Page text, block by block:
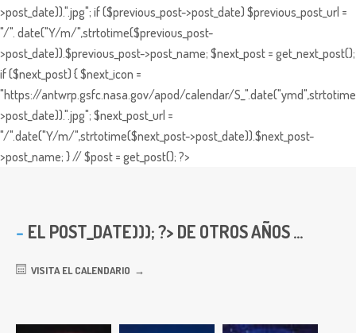
>post_date)).".jpg"; if ($previous_post->post_date) $previous_post_url =
"/". date("Y/m/",strtotime($previous_post-
>post_date)).$previous_post->post_name; $next_post = get_next_post();
if ($next_post) { $next_icon =
"https://antwrp.gsfc.nasa.gov/apod/calendar/
>post_date)).".jpg"; $next_post_url =
"/".date("Y/m/",strtotime($next_post->post_date)).$next_post-
>post_name; } // $post = get_post(); ?>
EL POST_DATE))); ?> DE OTROS AÑOS ...
VISITA EL CALENDARIO